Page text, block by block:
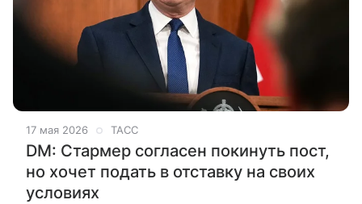
17 мая 2026 ТАСС
DM: Стармер согласен покинуть пост,
но хочет подать в отставку на своих
условиях